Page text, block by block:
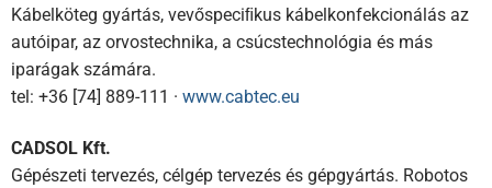
Kábelköteg gyártás, vevőspeciﬁkus kábelkonfekcionálás az
autóipar, az orvostechnika, a csúcstechnológia és más
iparágak számára.
tel: +36 [74] 889-111 · www.cabtec.eu
CADSOL Kft.
Gépészeti tervezés, célgép tervezés és gépgyártás. Robotos